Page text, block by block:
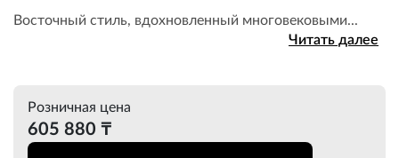
Восточный стиль, вдохновленный многовековыми...
Читать далее
Розничная цена
605 880 ₸